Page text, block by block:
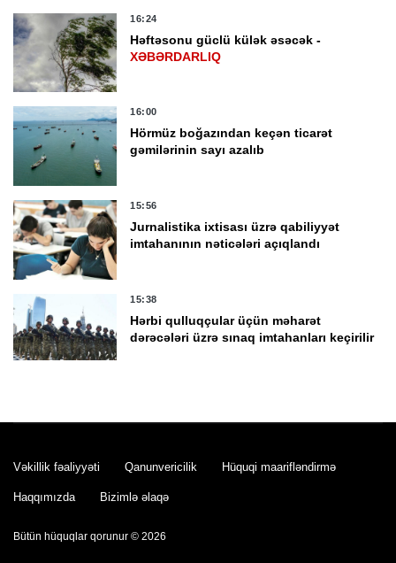
16:24
Həftəsonu güclü külək əsəcək -
XƏBƏRDARLIQ
16:00
Hörmüz boğazından keçən ticarət
gəmilərinin sayı azalıb
15:56
Jurnalistika ixtisası üzrə qabiliyyət
imtahanının nəticələri açıqlandı
15:38
Hərbi qulluqçular üçün məharət
dərəcələri üzrə sınaq imtahanları keçirilir
"Lifttəmir" 496 min manatlıq avadanlıq
Vəkillik fəaliyyəti Qanunvericilik Hüquqi maarifləndirmə
Haqqımızda Bizimlə əlaqə
Bütün hüquqlar qorunur © 2026